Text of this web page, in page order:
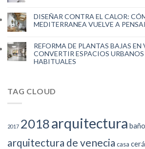
DISEÑAR CONTRA EL CALOR:
MEDITERRANEA VUELVE A
REFORMA DE PLANTAS BAJAS
CONVERTIR ESPACIOS
HABITUALES
TAG CLOUD
2017 2018arquitectura
arquitectura de venecia casa